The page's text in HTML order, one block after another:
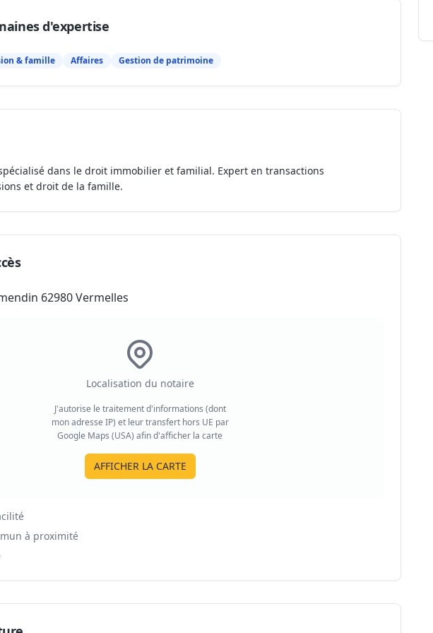
d'expertise
& famille Affaires Gestion de patrimoine
dans le droit immobilier et familial. Expert en transactions
et droit de la famille.
62980 Vermelles
Localisation du notaire
J'autorise le traitement d'informations (dont
mon adresse IP) et leur transfert hors UE par
Google Maps (USA) afin d'afficher la carte
AFFICHER LA CARTE
à proximité